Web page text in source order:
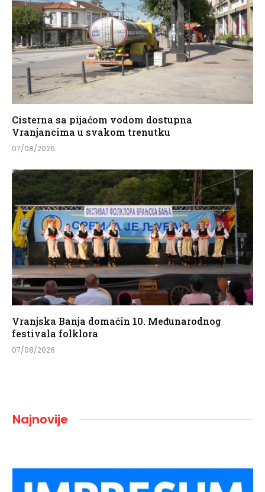
Cisterna sa pijaćom vodom dostupna
Vranjancima u svakom trenutku
07/08/2026
Vranjska Banja domaćin 10. Međunarodnog
festivala folklora
07/08/2026
Najnovije